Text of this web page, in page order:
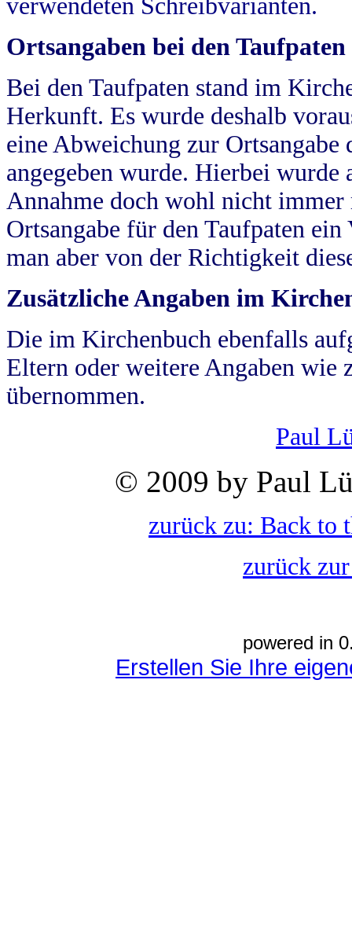
verwendeten Schreibvarianten.
Ortsangaben bei den Taufpaten
Bei den Taufpaten stand im
Herkunft. Es wurde deshalb
eine Abweichung zur
angegeben wurde. Hierbei wurde
Annahme doch wohl nicht
Ortsangabe für den Taufpaten
man aber von der Richtigkeit
Zusätzliche Angaben im
Die im Kirchenbuch ebenfalls
Eltern oder weitere Angaben wie
übernommen.
Paul
© 2009 by Paul
zurück zu: Back to
zurück
powered in
Erstellen Sie Ihre